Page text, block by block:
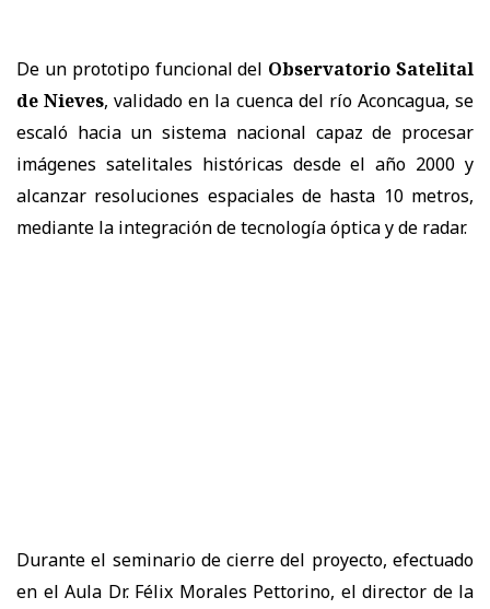
De un prototipo funcional del Observatorio Satelital
de Nieves, validado en la cuenca del río Aconcagua, se
escaló hacia un sistema nacional capaz de procesar
imágenes satelitales históricas desde el año 2000 y
alcanzar resoluciones espaciales de hasta 10 metros,
mediante la integración de tecnología óptica y de radar.
Durante el seminario de cierre del proyecto, efectuado
en el Aula Dr. Félix Morales Pettorino, el director de la